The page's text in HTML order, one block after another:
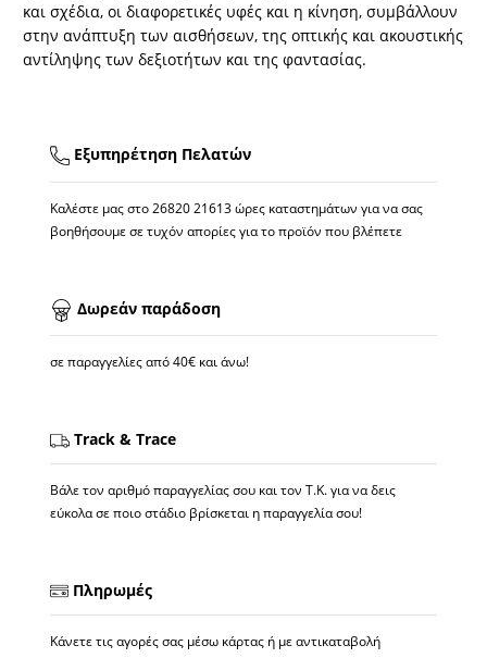
και σχέδια, οι διαφορετικές υφές και η κίνηση, συμβάλλουν
στην ανάπτυξη των αισθήσεων, της οπτικής και ακουστικής
αντίληψης των δεξιοτήτων και της φαντασίας.
Εξυπηρέτηση Πελατών
Καλέστε μας στο26820 21613ώρες καταστημάτων για να σας
βοηθήσουμε σε τυχόν απορίες για το προϊόν που βλέπετε
Δωρεάν παράδοση
σε παραγγελίες από 40€ και άνω!
Track & Trace
Βάλε τον αριθμό παραγγελίας σου και τον Τ.Κ. για να δεις
εύκολα σε ποιο στάδιο βρίσκεται η παραγγελία σου!
Πληρωμές
Κάνετε τις αγορές σας μέσω κάρτας ή με αντικαταβολή